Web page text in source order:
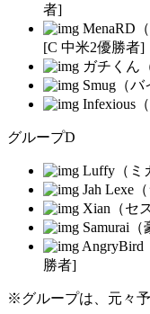
者]
MenaRD
[C 中米2優勝者]
ガチくん
Smug（
Infexious
グループD
Luffy（ミ
Jah Lexe
Xian（セ
Samurai
AngryBird
勝者]
※グループは、元々